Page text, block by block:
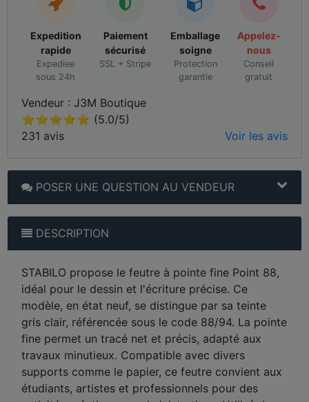
Expedition
rapide
Expediee
sous 24h
Paiement
sécurisé
SSL + Stripe
Emballage
soigne
Protection
garantie
Appelez-
nous
Conseil
gratuit
Vendeur : J3M Boutique
⭐⭐⭐⭐⭐ (5.0/5)
231 avis
Voir les avis
POSER UNE QUESTION AU VENDEUR
DESCRIPTION
STABILO propose le feutre à pointe fine Point 88,
idéal pour le dessin et l'écriture précise. Ce
modèle, en état neuf, se distingue par sa teinte
gris clair, référencée sous le code 88/94. La pointe
fine permet un tracé net et précis, adapté aux
travaux minutieux. Compatible avec divers
supports comme le papier, ce feutre convient aux
étudiants, artistes et professionnels pour des